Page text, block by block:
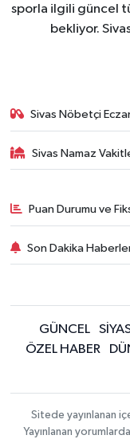
sporla ilgili güncel
bekliyor.
Sivas Nöbetçi
Sivas Namaz
Puan Durumu ve
Son Dakika
GÜNCEL
ÖZEL HABER
Sitede yayınlanan
Yayınlanan